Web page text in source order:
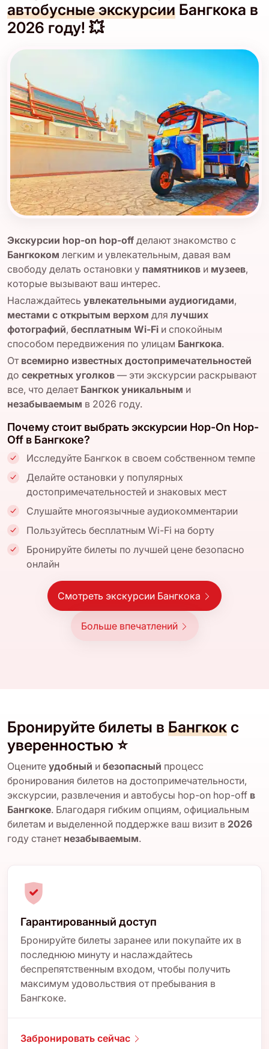
автобусные экскурсии Бангкока в
2026 году! 💥
Экскурсии hop-on hop-off делают знакомство с
Бангкоком легким и увлекательным, давая вам
свободу делать остановки у памятников и музеев,
которые вызывают ваш интерес.
Наслаждайтесь увлекательными аудиогидами,
местами с открытым верхом для лучших
фотографий, бесплатным Wi-Fi и спокойным
способом передвижения по улицам Бангкока.
От всемирно известных достопримечательностей
до секретных уголков — эти экскурсии раскрывают
все, что делает Бангкок уникальным и
незабываемым в 2026 году.
Почему стоит выбрать экскурсии Hop-On Hop-
Off в Бангкоке?
Исследуйте Бангкок в своем собственном темпе
Делайте остановки у популярных
достопримечательностей и знаковых мест
Слушайте многоязычные аудиокомментарии
Пользуйтесь бесплатным Wi-Fi на борту
Бронируйте билеты по лучшей цене безопасно
онлайн
Смотреть экскурсии Бангкока
Больше впечатлений
Бронируйте билеты в Бангкок с
уверенностью ⭐
Оцените удобный и безопасный процесс
бронирования билетов на достопримечательности,
экскурсии, развлечения и автобусы hop-on hop-off в
Бангкоке. Благодаря гибким опциям, официальным
билетам и выделенной поддержке ваш визит в 2026
году станет незабываемым.
Гарантированный доступ
Бронируйте билеты заранее или покупайте их в
последнюю минуту и наслаждайтесь
беспрепятственным входом, чтобы получить
максимум удовольствия от пребывания в
Бангкоке.
Забронировать сейчас